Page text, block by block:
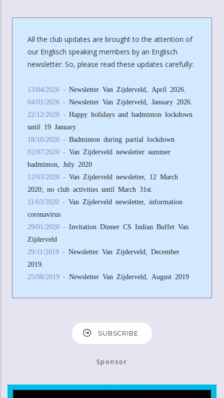
All the club updates are brought to the attention of
our Englisch speaking members by an Englisch
newsletter. So, please read these updates carefully:
13/04/2026 - Newsletter Van Zijderveld, April 2026.
04/01/2026 - Newsletter Van Zijderveld, January 2026.
22/12/2020 - Happy holidays and badminton lockdown
until 19 January
18/10/2020 - Badminton during partial lockdown
02/07/2020 - Van Zijderveld newsletter summer
badminton, July 2020
12/03/2020 - Van Zijderveld newsletter, 12 March
2020; no club activities until March 31st.
11/03/2020 - Van Zijderveld newsletter, information
coronavirus
29/01/2020 - Invitation Dinner CS Indian Buffet Van
Zijderveld
29/11/2019 - Newsletter Van Zijderveld, December
2019.
25/08/2019 - Newsletter Van Zijderveld, August 2019
SUBSCRIBE
Sponsor